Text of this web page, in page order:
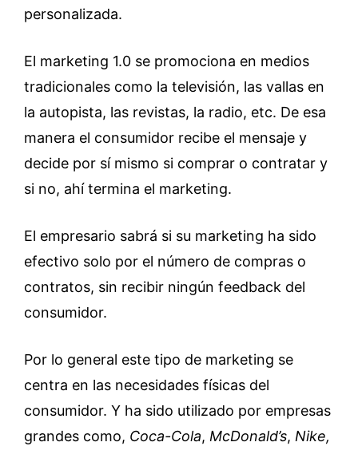
personalizada.
El marketing 1.0 se promociona en medios
tradicionales como la televisión, las vallas en
la autopista, las revistas, la radio, etc. De esa
manera el consumidor recibe el mensaje y
decide por sí mismo si comprar o contratar y
si no, ahí termina el marketing.
El empresario sabrá si su marketing ha sido
efectivo solo por el número de compras o
contratos, sin recibir ningún feedback del
consumidor.
Por lo general este tipo de marketing se
centra en las necesidades físicas del
consumidor. Y ha sido utilizado por empresas
grandes como, Coca-Cola, McDonald’s, Nike,